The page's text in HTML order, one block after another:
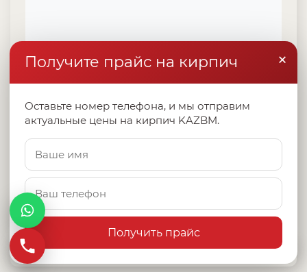
0
Политика конфиденциальности
Все права защищены
×
Получите прайс на кирпич
Оставьте номер телефона, и мы отправим
актуальные цены на кирпич KAZBM.
Получить прайс